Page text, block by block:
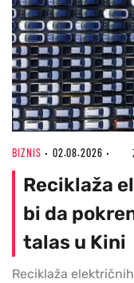
BIZNIS 02.08.2026
Reciklaža
bi da
talas u Kini
Reciklaža